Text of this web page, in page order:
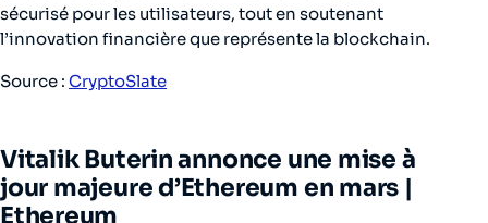
sécurisé pour les utilisateurs, tout en soutenant
l’innovation financière que représente la blockchain.
Source : CryptoSlate
Vitalik Buterin annonce une mise à
jour majeure d’Ethereum en mars |
Ethereum